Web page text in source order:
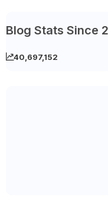
Blog Stats Since
40,697,152